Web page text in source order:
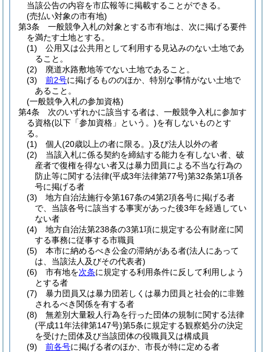
当該公告の内容を市広報等に掲載することができる。
(売払い対象の市有地)
第3条
一般競争入札の対象とする市有地は、次に掲げる要件
を満たす土地とする。
(1)
公用又は公共用として利用する見込みのない土地であ
ること。
(2)
廃道水路敷地等でない土地であること。
(3)
前2号に掲げるもののほか、特別な事情がない土地で
あること。
(一般競争入札の参加資格)
第4条
次のいずれかに該当する者は、一般競争入札に参加す
る資格(以下「参加資格」という。)を有しないものとす
る。
(1)
個人(20歳以上の者に限る。)及び法人以外の者
(2)
当該入札に係る契約を締結する能力を有しない者、破
産者で復権を得ない者又は暴力団員による不当な行為の
防止等に関する法律(平成3年法律第77号)第32条第1項各
号に掲げる者
(3)
地方自治法施行令第167条の4第2項各号に掲げる者
で、当該各号に該当する事実があった後3年を経過してい
ない者
(4)
地方自治法第238条の3第1項に規定する公有財産に関
する事務に従事する市職員
(5)
本市に納めるべき公金の滞納がある者(法人にあって
は、当該法人及びその代表者)
(6)
市有地を次条に規定する利用条件に反して利用しよう
とする者
(7)
暴力団員又は暴力団若しくは暴力団員と社会的に非難
されるべき関係を有する者
(8)
無差別大量殺人行為を行った団体の規制に関する法律
(平成11年法律第147号)第5条に規定する観察処分の決定
を受けた団体及び当該団体の役職員又は構成員
(9)
前各号に掲げる者のほか、市長が特に定める者